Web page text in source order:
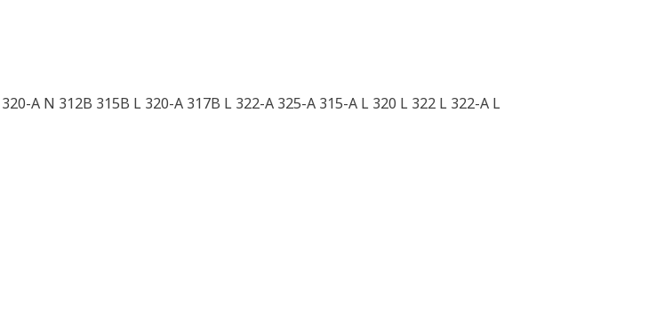
A N 312B 315B L 320-A 317B L 322-A 325-A 315-A L 320 L 322 L 322-A L